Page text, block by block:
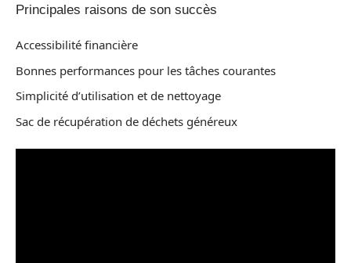
Principales raisons de son succès
Accessibilité financière
Bonnes performances pour les tâches courantes
Simplicité d’utilisation et de nettoyage
Sac de récupération de déchets généreux